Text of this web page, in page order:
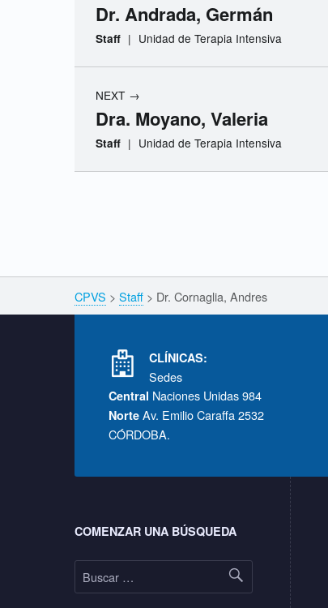
C
o
n
l
i
n
d
r
e
Dr. Andrada, Germán
Staff | Unidad de Terapia Intensiva
NEXT
Dra. Moyano, Valeria
Staff | Unidad de Terapia Intensiva
Breadcrumbs navigation
CPVS > Staff > Dr. Cornaglia, Andres
CLÍNICAS:
Sedes
Central Naciones Unidas 984
Norte Av. Emilio Caraffa 2532
CÓRDOBA.
Footer sidebar
COMENZAR UNA BÚSQUEDA
Buscar: